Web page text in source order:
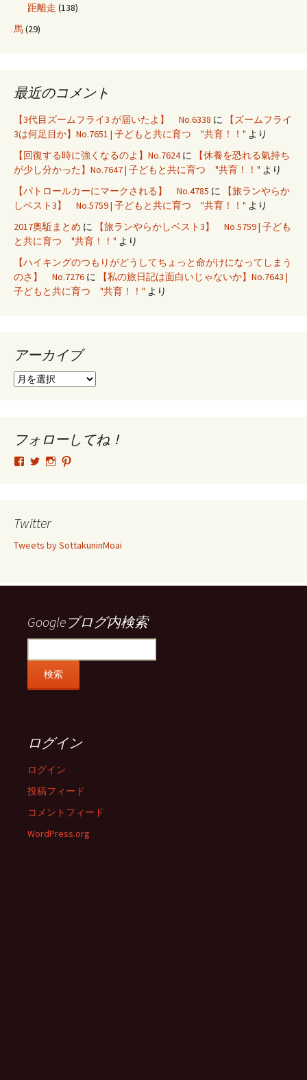
距離走 (138)
馬(29)
最近のコメント
【3代目ズームフライ3 が届いたよ】 No.6338 に
【ズームフライ
3は何足目か】No.7651 | 子どもと共に育つ "共育！！" より
【回復する時に強くなるのよ】No.7624に
【休養を恐れる氣持ち
が少し分かった】No.7647 | 子どもと共に育つ "共育！！" より
【パトロールカーにマークされる】 No.4785 に
【旅ランやらか
しベスト3】 No.5759 | 子どもと共に育つ "共育！！" より
2017奥駈まとめ に
【旅ランやらかしベスト3】 No.5759 | 子ども
と共に育つ "共育！！" より
【ハイキングのつもりがどうしてちょっと命がけになってしまう
のさ】 No.7276 に
【私の旅日記は面白いじゃないか】No.7643 |
子どもと共に育つ "共育！！" より
アーカイブ
ア
ブ
フォローしてね！
tsutomu.hattori.33
フ
ー
SottakuninMoai
フ
ー
tsutomu.hattori.33
ー ー
示
Twitter
Tweets by SottakuninMoai
Googleブログ内検索
ログイン
ログイン
投稿フィード
コメントフィード
WordPress.org